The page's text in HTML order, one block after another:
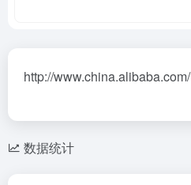
http://www.china.alibaba.com/
数据统计